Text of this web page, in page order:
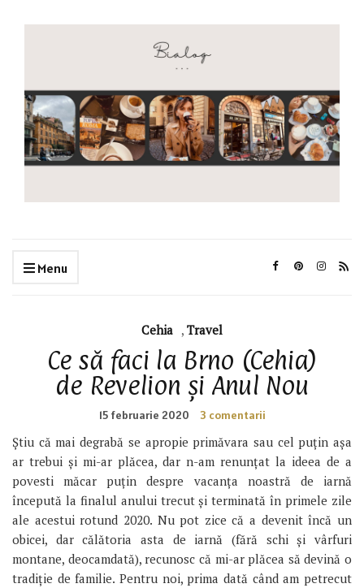
Menu
Cehia , Travel
Ce să faci la Brno (Cehia)
de Revelion și Anul Nou
15 februarie 2020 3 comentarii
Știu că mai degrabă se apropie primăvara sau cel puțin așa
ar trebui și mi-ar plăcea, dar n-am renunțat la ideea de a
povesti măcar puțin despre vacanța noastră de iarnă
începută la finalul anului trecut și terminată în primele zile
ale acestui rotund 2020. Nu pot zice că a devenit încă un
obicei, dar călătoria asta de iarnă (fără schi și vârfuri
montane, deocamdată), recunosc că mi-ar plăcea să devină o
tradiție de familie. Pentru noi, prima dată când am petrecut